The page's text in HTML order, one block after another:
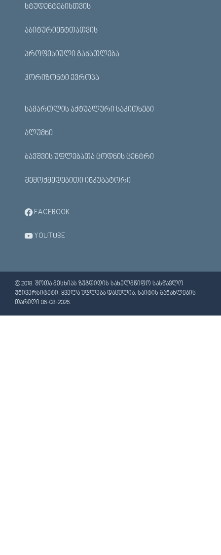
ᲡᲢᲣᲓᲔᲜᲢᲔᲑᲘᲡᲗᲕᲘᲡ
ᲐᲑᲘᲢᲣᲠᲘᲔᲜᲢᲗᲐᲗᲕᲘᲡ
ᲞᲠᲝᲤᲔᲡᲘᲣᲚᲘ ᲒᲐᲜᲐᲗᲚᲔᲑᲐ
ᲰᲝᲠᲘᲖᲝᲜᲢᲘ ᲔᲕᲠᲝᲞᲐ
ᲡᲐᲛᲐᲠᲗᲚᲘᲡ ᲐᲥᲢᲣᲐᲚᲣᲠᲘ ᲡᲐᲙᲘᲗᲮᲔᲑᲘ
ᲐᲚᲣᲛᲜᲘ
ᲑᲐᲕᲨᲕᲘᲡ ᲣᲤᲚᲔᲑᲐᲗᲐ ᲪᲝᲓᲜᲘᲡ ᲪᲔᲜᲢᲠᲘ
ᲨᲔᲛᲝᲥᲛᲔᲓᲔᲑᲘᲗᲘ ᲘᲜᲙᲣᲑᲐᲢᲝᲠᲘ
FACEBOOK
YOUTUBE
© 2018. ᲨᲝᲗᲐ ᲛᲔᲡᲮᲘᲐᲡ ᲖᲣᲒᲓᲘᲓᲘᲡ ᲡᲐᲮᲔᲚᲛᲬᲘᲤᲝ ᲡᲐᲡᲬᲐᲕᲚᲝ
ᲣᲜᲘᲕᲔᲠᲡᲘᲢᲔᲢᲘ. ᲧᲕᲔᲚᲐ ᲣᲤᲚᲔᲑᲐ ᲓᲐᲪᲣᲚᲘᲐ. ᲡᲐᲘᲢᲘᲡ ᲒᲐᲜᲐᲮᲚᲔᲑᲘᲡ
ᲗᲐᲠᲘᲦᲘ 06-08-2026.